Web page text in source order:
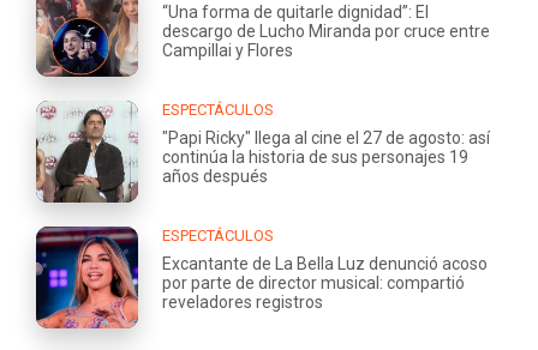
“Una forma de quitarle dignidad”: El
descargo de Lucho Miranda por cruce entre
Campillai y Flores
ESPECTÁCULOS
"Papi Ricky" llega al cine el 27 de agosto: así
continúa la historia de sus personajes 19
años después
ESPECTÁCULOS
Excantante de La Bella Luz denunció acoso
por parte de director musical: compartió
reveladores registros